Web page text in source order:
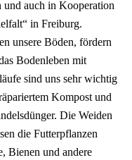
und auch in Kooperation
in Freiburg.
unsere Böden, fördern
Bodenleben mit
sind uns sehr wichtig
Kompost und
Die Weiden
die Futterpflanzen
Bienen und andere